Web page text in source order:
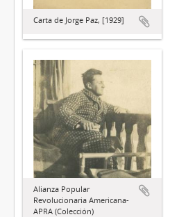
Carta de Jorge Paz, [1929]
Alianza Popular
Revolucionaria Americana-
APRA (Colección)